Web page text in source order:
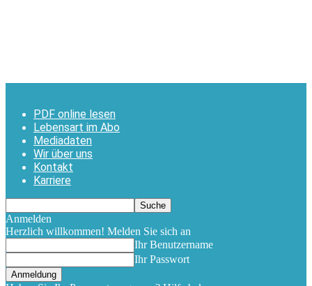
PDF online lesen
Lebensart im Abo
Mediadaten
Wir über uns
Kontakt
Karriere
Anmelden
Herzlich willkommen! Melden Sie sich an
Ihr Benutzername
Ihr Passwort